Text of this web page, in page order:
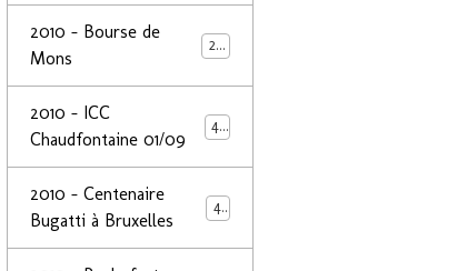
2010 - Bourse de
Mons
29
2010 - ICC
Chaudfontaine 01/09
44
2010 - Centenaire
Bugatti à Bruxelles
44